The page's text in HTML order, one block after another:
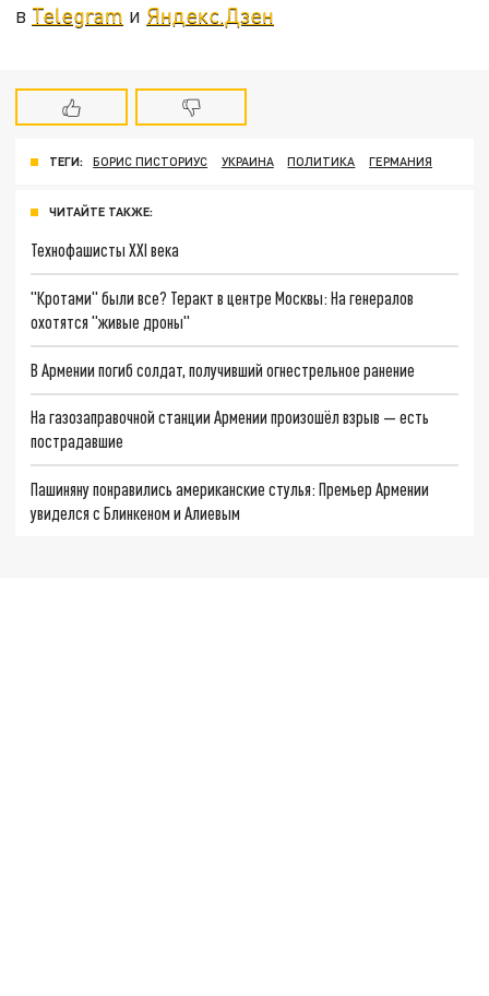
в Telegram и Яндекс.Дзен
ТЕГИ: БОРИС ПИСТОРИУС УКРАИНА ПОЛИТИКА ГЕРМАНИЯ
ЧИТАЙТЕ ТАКЖЕ:
Технофашисты XXI века
"Кротами" были все? Теракт в центре Москвы: На генералов
охотятся "живые дроны"
В Армении погиб солдат, получивший огнестрельное ранение
На газозаправочной станции Армении произошёл взрыв — есть
пострадавшие
Пашиняну понравились американские стулья: Премьер Армении
увиделся с Блинкеном и Алиевым